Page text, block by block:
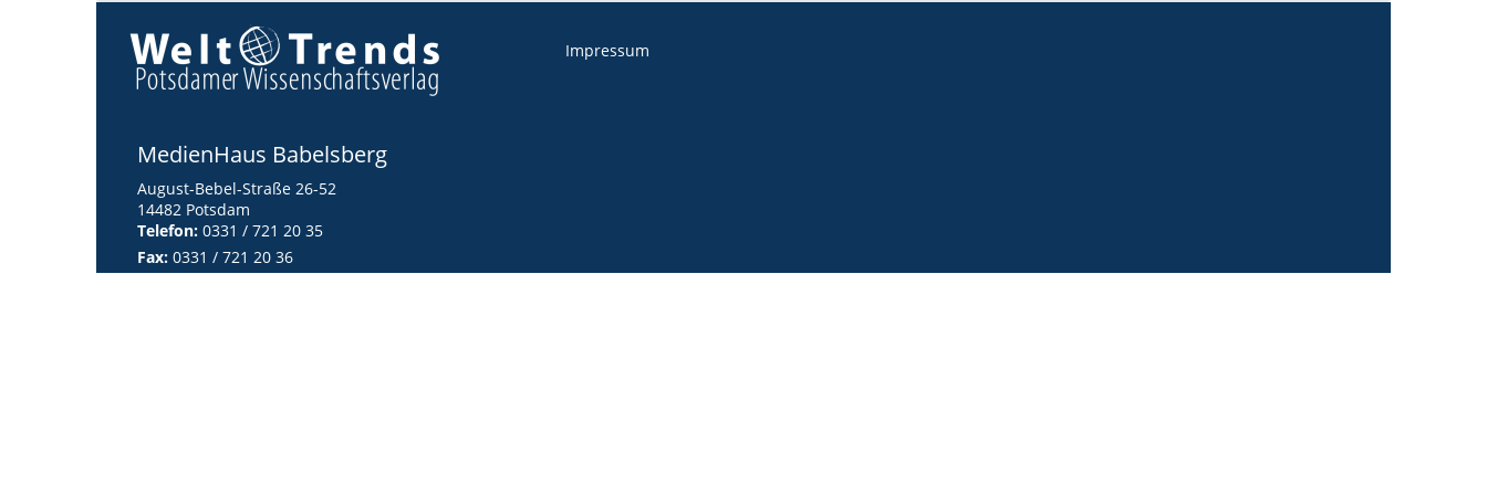
MedienHaus Babelsberg
August-Bebel-Straße 26-52
14482 Potsdam
Telefon: 0331 / 721 20 35
Fax: 0331 / 721 20 36
Impressum